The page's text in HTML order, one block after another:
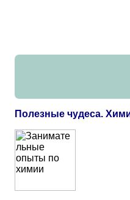
Полезные чудеса.